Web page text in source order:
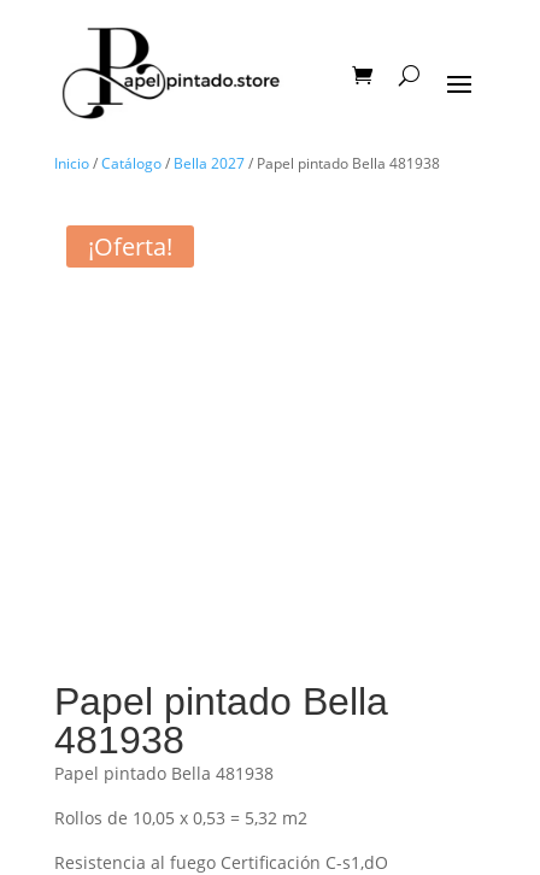
Inicio/Catálogo/ Bella 2027/ Papel pintado Bella 481938
¡Oferta!
Papel pintado Bella
481938
Papel pintado Bella 481938
Rollos de 10,05 x 0,53 = 5,32 m2
Resistencia al fuego Certificación C-s1,dO